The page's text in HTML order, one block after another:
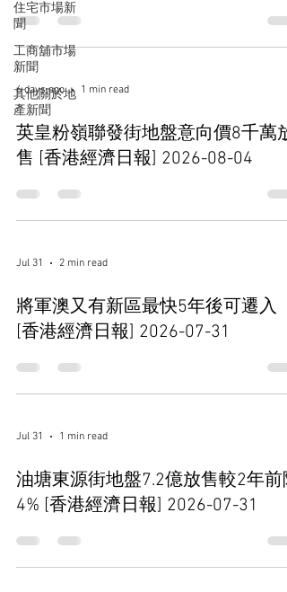
住宅市場新
聞
工商舖市場
新聞
其他關於地
產新聞
6 days ago 1 min read
英皇粉嶺聯發街地盤意向價8千萬放
售 [香港經濟日報] 2026-08-04
Jul 31 2 min read
將軍澳又有新區最快5年後可遷入
[香港經濟日報] 2026-07-31
Jul 31 1 min read
油塘東源街地盤7.2億放售較2年前
4% [香港經濟日報] 2026-07-31